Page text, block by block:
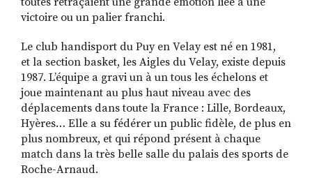
victoire ou un palier franchi.
Le club handisport du Puy en Velay est né en 1981,
et la section basket, les Aigles du Velay, existe depuis
1987. L’équipe a gravi un à un tous les échelons et
joue maintenant au plus haut niveau avec des
déplacements dans toute la France : Lille, Bordeaux,
Hyères… Elle a su fédérer un public fidèle, de plus en
plus nombreux, et qui répond présent à chaque
match dans la très belle salle du palais des sports de
Roche-Arnaud.